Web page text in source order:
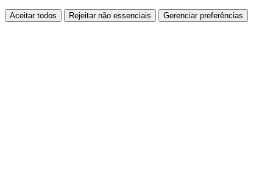
Aceitar todos Rejeitar não essenciais Gerenciar preferências